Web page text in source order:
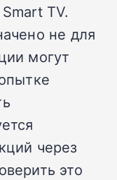
TV.
не для
могут
через
это